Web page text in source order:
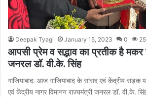
Deepak Tyagi January 15, 2023 0 25
आपसी प्रेम व सद्भाव का प्रतीक है मकर
जनरल डॉ. वी.के. सिंह
गाजियाबाद: आज गाजियाबाद के सांसद एवं केंद्रीय सड़क
एवं केंद्रीय नागर विमानन राज्यमंत्री जनरल डॉ. वी.के.